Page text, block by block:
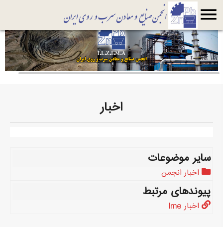
menu
اخبار
سایر موضوعات
اخبار انجمن
پیوندهای مرتبط
اخبار lme